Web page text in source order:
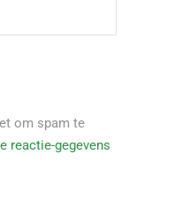
om spam te
reactie-gegevens